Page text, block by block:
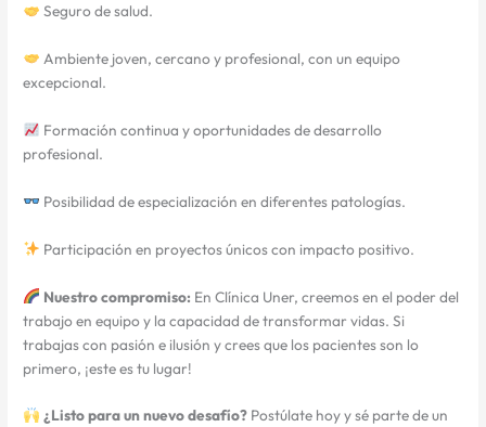
Seguro de salud.
Ambiente joven, cercano y profesional, con un equipo
excepcional.
Formación continua y oportunidades de desarrollo
profesional.
Posibilidad de especialización en diferentes patologías.
Participación en proyectos únicos con impacto positivo.
Nuestro compromiso: En Clínica Uner, creemos en el poder del
trabajo en equipo y la capacidad de transformar vidas. Si
trabajas con pasión e ilusión y crees que los pacientes son lo
primero, ¡este es tu lugar!
¿Listo para un nuevo desafío?Postúlate hoy y sé parte de un